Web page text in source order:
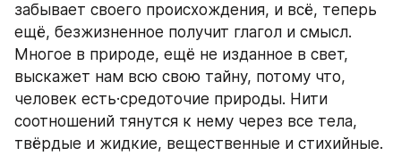
забывает своего происхождения, и всё, теперь
ещё, безжизненное получит глагол и смысл.
Многое в природе, ещё не изданное в свет,
выскажет нам всю свою тайну, потому что,
человек есть·средоточие природы. Нити
соотношений тянутся к нему через все тела,
твёрдые и жидкие, вещественные и стихийные.